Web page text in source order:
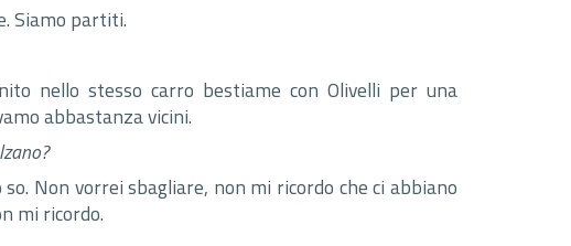
Siamo partiti.
nello stesso carro bestiame con Olivelli per una
abbastanza vicini.
so. Non vorrei sbagliare, non mi ricordo che ci abbiano
mi ricordo.